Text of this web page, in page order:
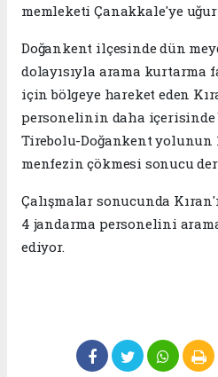
memleketi Çanakkale'ye
Doğankent ilçesinde dün
dolayısıyla arama kurtarma
için bölgeye hareket eden
personelinin daha içerisinde
Tirebolu-Doğankent yolunun
menfezin çökmesi sonucu
Çalışmalar sonucunda
4 jandarma personelini
ediyor.